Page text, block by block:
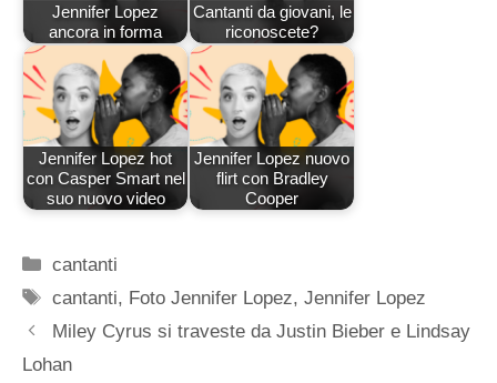
Jennifer Lopez
ancora in forma
Cantanti da giovani, le
riconoscete?
Jennifer Lopez hot
con Casper Smart nel
suo nuovo video
Jennifer Lopez nuovo
flirt con Bradley
Cooper
Categorie
cantanti
Tag
cantanti, Foto Jennifer Lopez,Jennifer Lopez
Miley Cyrus si traveste da Justin Bieber e Lindsay
Lohan